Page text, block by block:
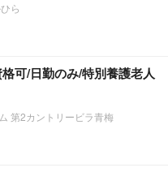
ら
可/日勤のみ/特別養護老人
第2カントリービラ青梅